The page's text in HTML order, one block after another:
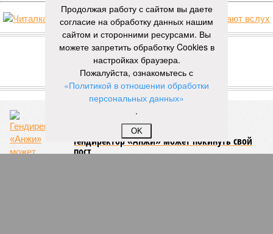
НОВОСТИ ПАРТНЕРОВ
Новости smi2.ru
ЕЩЕ ИЗ РАЗДЕЛА «ОБЩЕСТВО»
Гендиректор «Анжи» может покинуть свой
пост
Продолжая работу с сайтом вы даете
согласие на обработку данных нашим
сайтом и сторонними ресурсами. Вы
можете запретить обработку Cookies в
настройках браузера.
Пожалуйста, ознакомьтесь с
«Политикой в отношении обработки
персональных данных»
.
OK